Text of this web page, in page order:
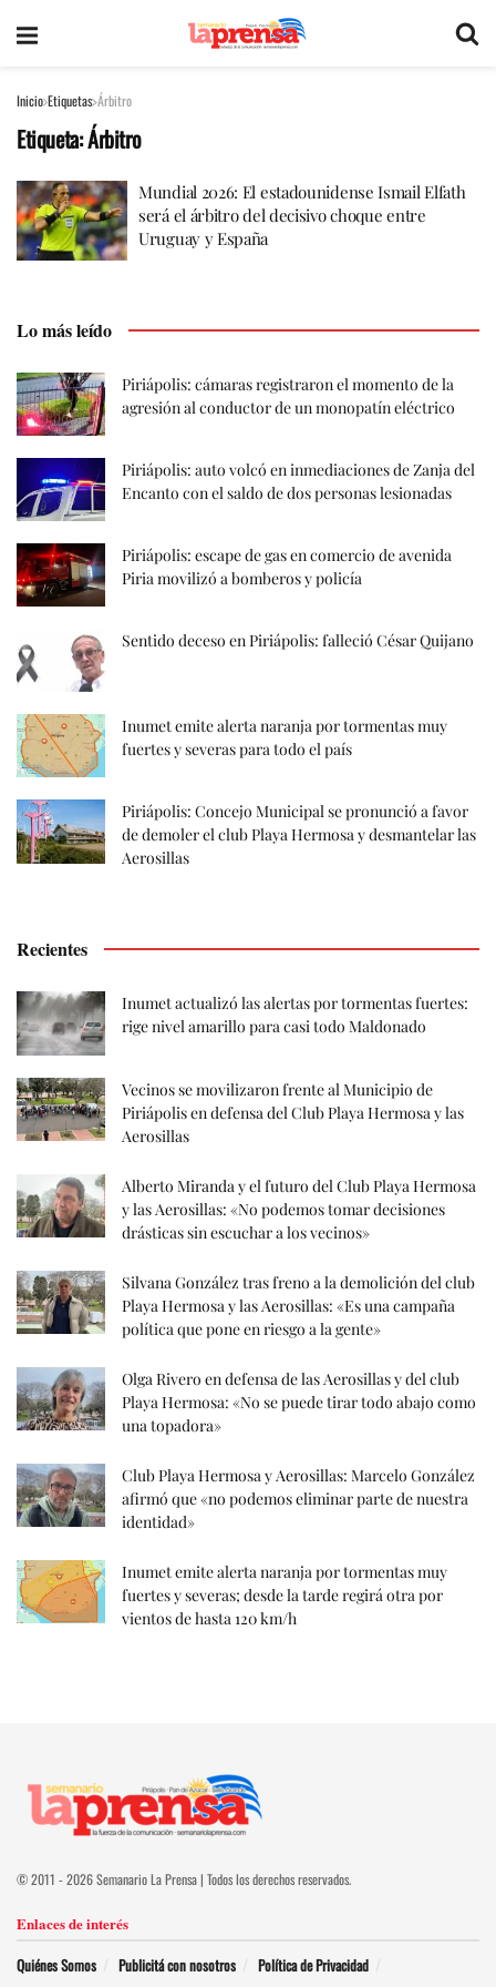
Inicio Etiquetas Árbitro
Etiqueta:Árbitro
Mundial 2026: El estadounidense Ismail Elfath
será el árbitro del decisivo choque entre
Uruguay y España
Lo más leído
Piriápolis: cámaras registraron el momento de la
agresión al conductor de un monopatín eléctrico
Piriápolis: auto volcó en inmediaciones de Zanja del
Encanto con el saldo de dos personas lesionadas
Piriápolis: escape de gas en comercio de avenida
Piria movilizó a bomberos y policía
Sentido deceso en Piriápolis: falleció César Quijano
Inumet emite alerta naranja por tormentas muy
fuertes y severas para todo el país
Piriápolis: Concejo Municipal se pronunció a favor
de demoler el club Playa Hermosa y desmantelar las
Aerosillas
Recientes
Inumet actualizó las alertas por tormentas fuertes:
rige nivel amarillo para casi todo Maldonado
Vecinos se movilizaron frente al Municipio de
Piriápolis en defensa del Club Playa Hermosa y las
Aerosillas
Alberto Miranda y el futuro del Club Playa Hermosa
y las Aerosillas: «No podemos tomar decisiones
drásticas sin escuchar a los vecinos»
Silvana González tras freno a la demolición del club
Playa Hermosa y las Aerosillas: «Es una campaña
política que pone en riesgo a la gente»
Olga Rivero en defensa de las Aerosillas y del club
Playa Hermosa: «No se puede tirar todo abajo como
una topadora»
Club Playa Hermosa y Aerosillas: Marcelo González
afirmó que «no podemos eliminar parte de nuestra
identidad»
Inumet emite alerta naranja por tormentas muy
fuertes y severas; desde la tarde regirá otra por
vientos de hasta 120 km/h
© 2011 - 2026 Semanario La Prensa | Todos los derechos reservados.
Enlaces de interés
Quiénes Somos Publicitá con nosotros Política de Privacidad